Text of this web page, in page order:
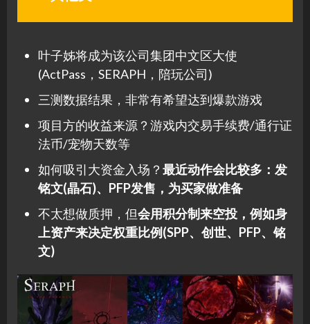
叶子姊将成为该公司集团中文区大使
(ActPass，SERAPH，陪玩公司)
三测数据结果，非常有希望达到爆款游戏
项目方的收益来源？游戏内交易手续费/通行证
法币/宠物天数等
如何吸引大资金入场？ 最近动作会比较多：发
铭文(晶石)、PFP发售，为买家做准备
不太想做质押，但会用积分制来空投，例如身
上资产来决定权重比例(SPP、创世、PFP、铭
文)